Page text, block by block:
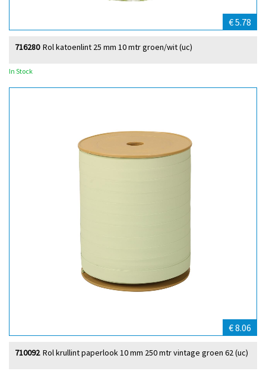
€ 5.78
Rol katoenlint 25 mm 10 mtr groen/wit (uc)
716280
In Stock
€ 8.06
Rol krullint paperlook 10 mm 250 mtr vintage groen 62 (uc)
710092